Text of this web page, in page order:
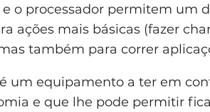
e o processador permitem um
ações mais básicas (fazer
também para correr
um equipamento a ter em
e que lhe pode permitir